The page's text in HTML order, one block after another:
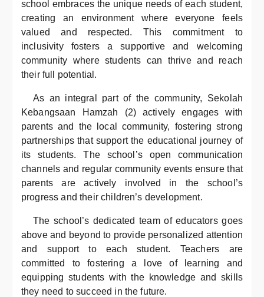
school embraces the unique needs of each student,
creating an environment where everyone feels
valued and respected. This commitment to
inclusivity fosters a supportive and welcoming
community where students can thrive and reach
their full potential.
As an integral part of the community, Sekolah
Kebangsaan Hamzah (2) actively engages with
parents and the local community, fostering strong
partnerships that support the educational journey of
its students. The school’s open communication
channels and regular community events ensure that
parents are actively involved in the school’s
progress and their children’s development.
The school’s dedicated team of educators goes
above and beyond to provide personalized attention
and support to each student. Teachers are
committed to fostering a love of learning and
equipping students with the knowledge and skills
they need to succeed in the future.